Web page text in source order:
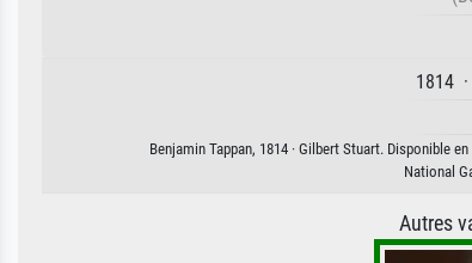
1814
Benjamin Tappan, 1814 · Gilbert Stuart. Disponible
National
Autres